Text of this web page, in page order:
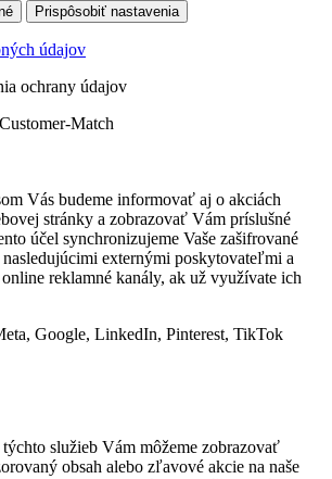
Prispôsobiť nastavenia
údajov
ochrany údajov
Match
Vás budeme informovať aj o akciách
stránky a zobrazovať Vám príslušné
účel synchronizujeme Vaše zašifrované
nasledujúcimi externými poskytovateľmi a
reklamné kanály, ak už využívate ich
Google, LinkedIn, Pinterest, TikTok
služieb Vám môžeme zobrazovať
obsah alebo zľavové akcie na naše